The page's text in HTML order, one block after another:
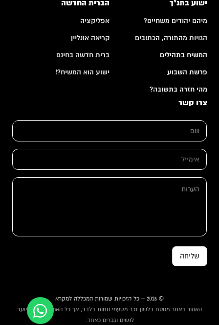
ישוע בתנ"ך
מיהם יהודים משחיים?
הגויות מהתורה, הכתובים
המשיח בתהילים
פרשת השבוע
מהי חזרה בתשובה?
הברית החדשה
אפליקציה
קריאה אונליין
ברית חדשה בחינם
ישוע הוא המשיח?!
צרו קשר
י
י
*
ש
*
א
מ
י
ה
שליחה
© 2026 – כל הזכויות שמורות המכללה למקרא
האמור באתר מנוסח בלשון זכר מטעמי נוחות בלבד, אך כל האמור באתר מיועד
לנשים וגברים כאחד.